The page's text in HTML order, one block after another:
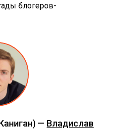
блогеров-
— Владислав